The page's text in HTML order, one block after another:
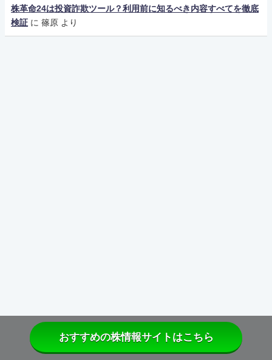
株革命24は投資詐欺ツール？利用前に知るべき内容すべてを徹底
検証 に 篠原 より
おすすめの株情報サイトはこちら